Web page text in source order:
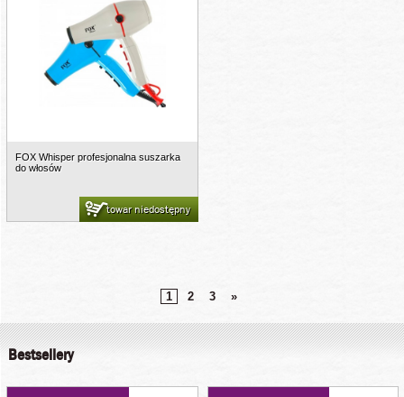
FOX Whisper profesjonalna suszarka
do włosów
towar niedostępny
1 2 3 »
Bestsellery